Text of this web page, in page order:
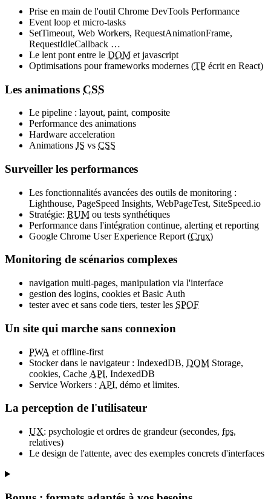
Prise en main de l'outil Chrome DevTools Performance
Event loop et micro-tasks
SetTimeout, Web Workers, RequestAnimationFrame,
RequestIdleCallback …
Le lent pont entre le DOM et javascript
Optimisations pour frameworks modernes (TP écrit en React)
Les animations CSS
Le pipeline : layout, paint, composite
Performance des animations
Hardware acceleration
Animations JS vs CSS
Surveiller les performances
Les fonctionnalités avancées des outils de monitoring :
Lighthouse, PageSpeed Insights, WebPageTest, SiteSpeed.io
Stratégie: RUM ou tests synthétiques
Performance dans l'intégration continue, alerting et reporting
Google Chrome User Experience Report (Crux)
Monitoring de scénarios complexes
navigation multi-pages, manipulation via l'interface
gestion des logins, cookies et Basic Auth
tester avec et sans code tiers, tester les SPOF
Un site qui marche sans connexion
PWA et offline-first
Stocker dans le navigateur : IndexedDB, DOM Storage,
cookies, Cache API, IndexedDB
Service Workers : API, démo et limites.
La perception de l'utilisateur
UX: psychologie et ordres de grandeur (secondes, fps,
relatives)
Le design de l'attente, avec des exemples concrets d'interfaces